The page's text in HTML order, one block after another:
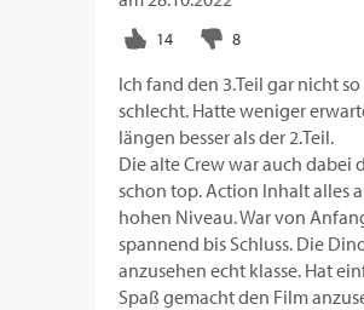
Ich fand den 3.Teil gar nicht so
schlecht. Hatte weniger
längen besser als der 2.Teil.
Die alte Crew war auch dabei
schon top. Action Inhalt alles
hohen Niveau. War von
spannend bis Schluss. Die
anzusehen echt klasse. Hat
Spaß gemacht den Film